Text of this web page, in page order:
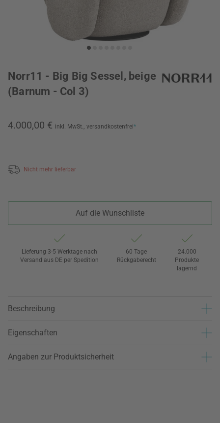
Norr11 - Big Big Sessel, beige
(Barnum - Col 3)
4.000,00 € inkl. MwSt., versandkostenfrei*
Nicht mehr lieferbar
Auf die Wunschliste
Lieferung 3-5 Werktage nach
Versand aus DE per Spedition
60 Tage
Rückgaberecht
24.000
Produkte
lagernd
Beschreibung
Eigenschaften
Angaben zur Produktsicherheit